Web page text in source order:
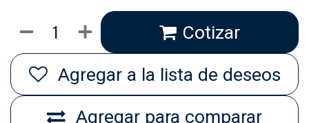
Cotizar
Agregar para comparar
Agregar a la lista de deseos